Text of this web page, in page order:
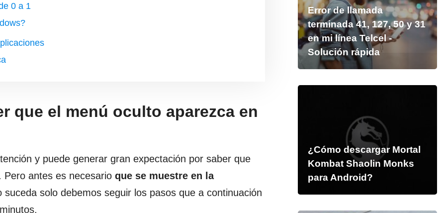
0 a 1
que el menú oculto aparezca en
y puede generar gran expectación por saber que
antes es necesario que se muestre en la
suceda solo debemos seguir los pasos que a continuación
Error de llamada
terminada 41, 127, 50 y 31
en mi línea Telcel -
Solución rápida
¿Cómo descargar Mortal
Kombat Shaolin Monks
para Android?